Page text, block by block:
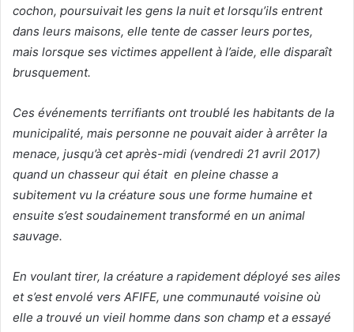
cochon, poursuivait les gens la nuit et lorsqu’ils entrent
dans leurs maisons, elle tente de casser leurs portes,
mais lorsque ses victimes appellent à l’aide, elle disparaît
brusquement.
Ces événements terrifiants ont troublé les habitants de la
municipalité, mais personne ne pouvait aider à arrêter la
menace, jusqu’à cet après-midi (vendredi 21 avril 2017)
quand un chasseur qui était en pleine chasse a
subitement vu la créature sous une forme humaine et
ensuite s’est soudainement transformé en un animal
sauvage.
En voulant tirer, la créature a rapidement déployé ses ailes
et s’est envolé vers AFIFE, une communauté voisine où
elle a trouvé un vieil homme dans son champ et a essayé